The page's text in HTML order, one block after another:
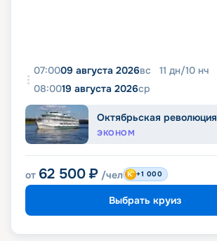
07:0009 августа 2026вс 11 дн/10 нч
08:0019 августа 2026ср
Октябрьская революция
ЭКОНОМ
от 62 500 ₽ /чел +1 000
Выбрать круиз